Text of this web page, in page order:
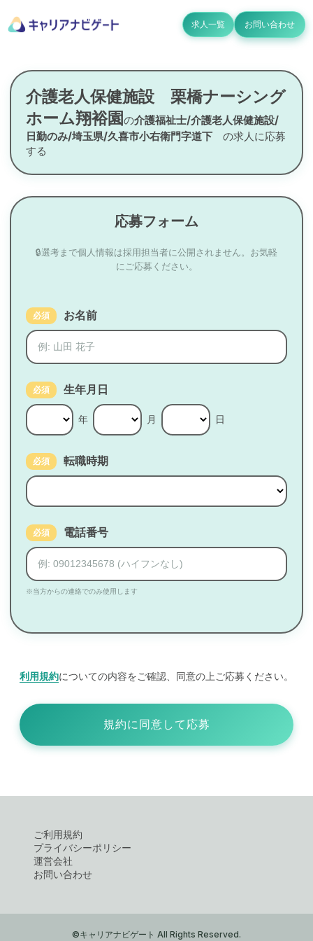
求人一覧 お問い合わせ
介護老人保健施設 栗橋ナーシング
ホーム翔裕園の介護福祉士/介護老人保健施設/
日勤のみ/埼玉県/久喜市小右衛門字道下 の求人に応募
する
応募フォーム
🔒選考まで個人情報は採用担当者に公開されません。お気軽
にご応募ください。
必須 お名前
必須 生年月日
年 月 日
必須 転職時期
必須 電話番号
※当方からの連絡でのみ使用します
利用規約についての内容をご確認、同意の上ご応募ください。
規約に同意して応募
ご利用規約
プライバシーポリシー
運営会社
お問い合わせ
©キャリアナビゲート All Rights Reserved.